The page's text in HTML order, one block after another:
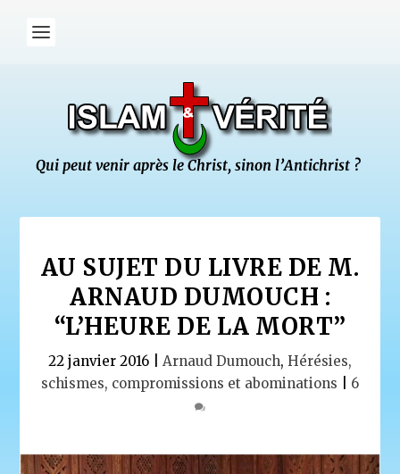
AU SUJET DU LIVRE DE M.
ARNAUD DUMOUCH :
“L’HEURE DE LA MORT”
22 janvier 2016 Arnaud Dumouch, Hérésies,
schismes, compromissions et abominations
6